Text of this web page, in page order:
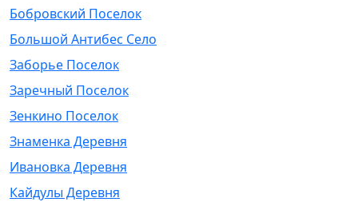
Бобровский Поселок
Большой Антибес Село
Заборье Поселок
Заречный Поселок
Зенкино Поселок
Знаменка Деревня
Ивановка Деревня
Кайдулы Деревня